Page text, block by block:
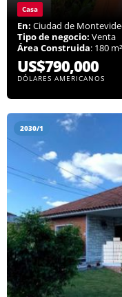
Casa
En: Ciudad de
Tipo de negocio: Venta
Área Construida: 180 m²
US$790,000
DÓLARES AMERICANOS
2030/1